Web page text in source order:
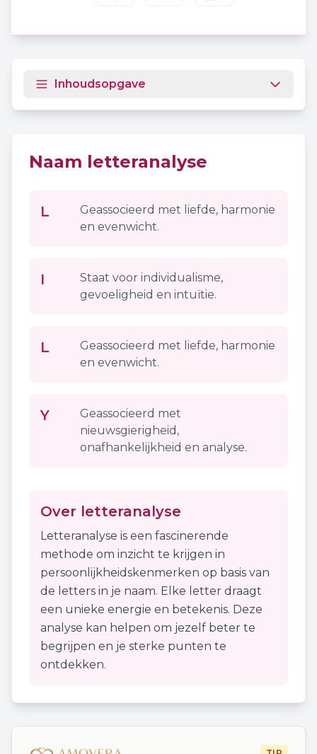
Inhoudsopgave
Naam letteranalyse
L
Geassocieerd met liefde, harmonie
en evenwicht.
I
Staat voor individualisme,
gevoeligheid en intuïtie.
L
Geassocieerd met liefde, harmonie
en evenwicht.
Y
Geassocieerd met
nieuwsgierigheid,
onafhankelijkheid en analyse.
Over letteranalyse
Letteranalyse is een fascinerende
methode om inzicht te krijgen in
persoonlijkheidskenmerken op basis van
de letters in je naam. Elke letter draagt
een unieke energie en betekenis. Deze
analyse kan helpen om jezelf beter te
begrijpen en je sterke punten te
ontdekken.